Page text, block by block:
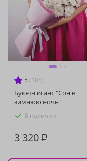
5 (185)
Букет-гигант "Сон в
зимнюю ночь"
В наличии
3 320 ₽